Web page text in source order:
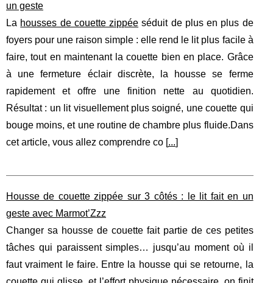
un geste
La housses de couette zippée séduit de plus en plus de
foyers pour une raison simple : elle rend le lit plus facile à
faire, tout en maintenant la couette bien en place. Grâce
à une fermeture éclair discrète, la housse se ferme
rapidement et offre une finition nette au quotidien.
Résultat : un lit visuellement plus soigné, une couette qui
bouge moins, et une routine de chambre plus fluide.Dans
cet article, vous allez comprendre co [...]
Housse de couette zippée sur 3 côtés : le lit fait en un
geste avec Marmot’Zzz
Changer sa housse de couette fait partie de ces petites
tâches qui paraissent simples… jusqu’au moment où il
faut vraiment le faire. Entre la housse qui se retourne, la